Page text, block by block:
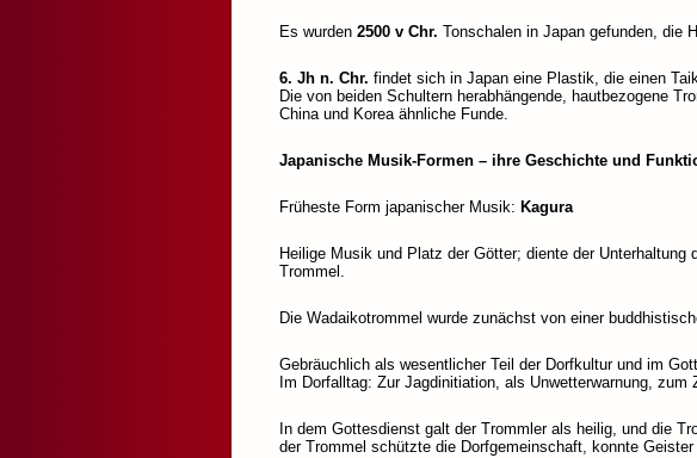
Es wurden 2500 v Chr. Tonschalen in Japan gefunden, die
6. Jh n. Chr. findet sich in Japan eine Plastik, die einen
Die von beiden Schultern herabhängende, hautbezogene
China und Korea ähnliche Funde.
Japanische Musik-Formen – ihre Geschichte und
Früheste Form japanischer Musik: Kagura
Heilige Musik und Platz der Götter; diente der
Trommel.
Die Wadaikotrommel wurde zunächst von einer
Gebräuchlich als wesentlicher Teil der Dorfkultur und im
Im Dorfalltag: Zur Jagdinitiation, als Unwetterwarnung,
In dem Gottesdienst galt der Trommler als heilig, und die
der Trommel schützte die Dorfgemeinschaft, konnte